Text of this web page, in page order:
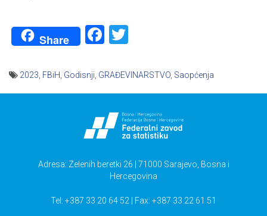
Share Facebook
2023 FBiH Godisnji GRAĐEVINARSTVO Saopćenja
Adresa: Zelenih beretki 26 | 71000 Sarajevo, Bosna i
Hercegovina
Tel: +387 33 20 64 52 | Fax: +387 33 22 61 51